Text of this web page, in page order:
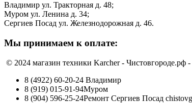
Владимир ул. Тракторная д. 48;
Муром ул. Ленина д. 34;
Сергиев Посад ул. Железнодорожная д. 46.
Мы принимаем к оплате:
© 2024 магазин техники Karcher - Чистовгороде.рф
8 (4922) 60-20-24 Владимир
8 (919) 015-91-94Муром
8 (904) 596-25-24Ремонт Сергиев Посад